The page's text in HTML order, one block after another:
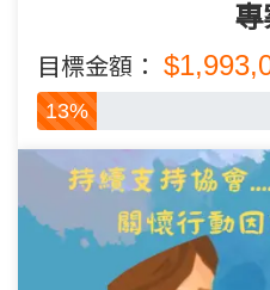
專
目標金額：
13%